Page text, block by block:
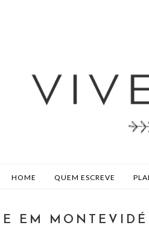
HOME QUEM ESCREVE
EM